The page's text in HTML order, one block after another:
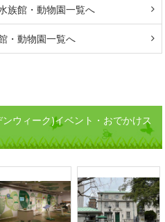
族館・動物園一覧へ
・動物園一覧へ
ウィーク)イベント・おでかけス